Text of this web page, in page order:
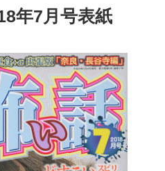
年7月号表紙